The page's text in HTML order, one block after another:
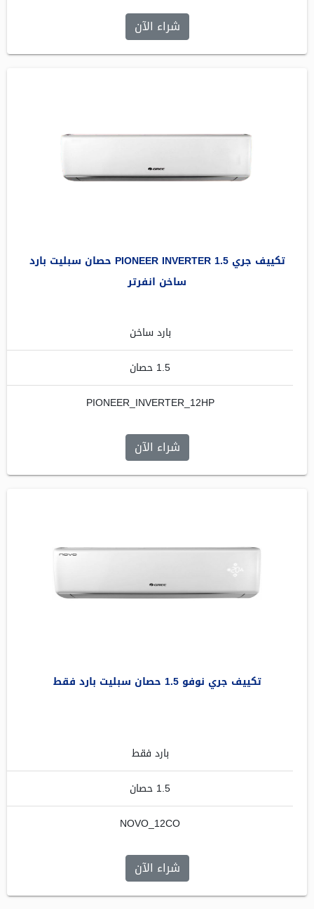
شراء الآن
تكييف جري PIONEER INVERTER 1.5 حصان سبليت بارد
ساخن انفرتر
بارد ساخن
1.5 حصان
PIONEER_INVERTER_12HP
شراء الآن
تكييف جري نوفو 1.5 حصان سبليت بارد فقط
بارد فقط
1.5 حصان
NOVO_12CO
شراء الآن